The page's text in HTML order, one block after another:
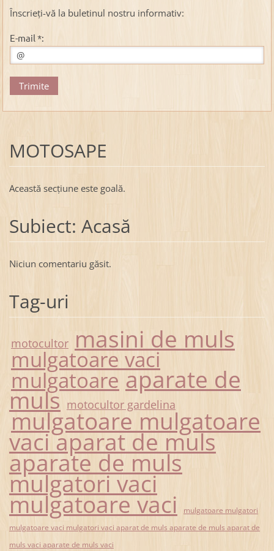
Înscrieți-vă la buletinul nostru informativ:
E-mail *:
MOTOSAPE
Această secţiune este goală.
Subiect: Acasă
Niciun comentariu găsit.
Tag-uri
motocultor masini de muls
mulgatoare vaci
mulgatoare aparate de
muls motocultor gardelina
mulgatoare mulgatoare
vaci aparat de muls
aparate de muls
mulgatori vaci
mulgatoare vaci
mulgatoare mulgatori
mulgatoare vaci mulgatori vaci aparat de muls aparate de muls aparat de
muls vaci aparate de muls vaci